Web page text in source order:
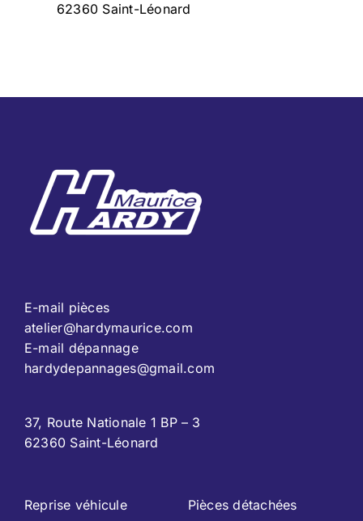
62360 Saint-Léonard
E-mail pièces
atelier@hardymaurice.com
E-mail dépannage
hardydepannages@gmail.com
37, Route Nationale 1 BP – 3
62360 Saint-Léonard
Pièces détachées
Reprise véhicule